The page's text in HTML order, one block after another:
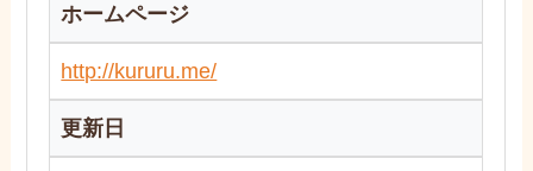
ホームページ
http://kururu.me/
更新日